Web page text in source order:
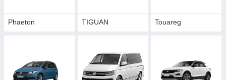
Phaeton TIGUAN Touareg